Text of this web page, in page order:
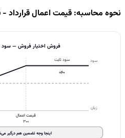
نحوه محاسبه: قیمت اعمال قرارداد
فروش اختیار فروش —
قیمت اعمال
300
سود ثابت
+60
سود
زیان
اینجا وجه تضمین هم درگیر